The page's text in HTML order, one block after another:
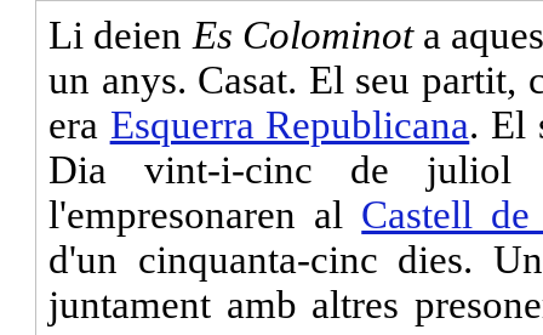
Li deien Es Colominota
un anys. Casat. El seu partit,
era Esquerra Republicana. El
Dia vint-i-cinc de juliol
l'empresonaren al Castell
d'un cinquanta-cinc dies.
juntament amb altres